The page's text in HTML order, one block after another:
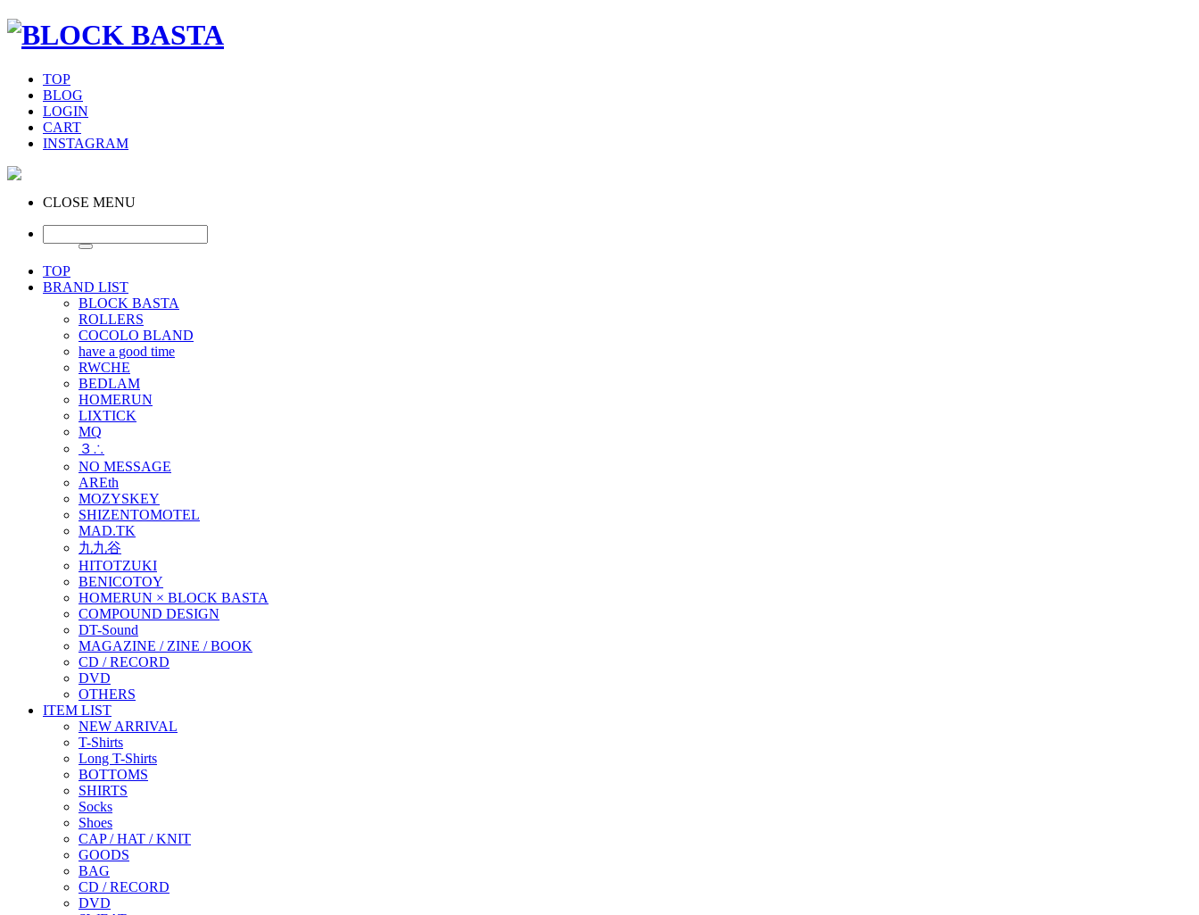
TOP
BLOG
LOGIN
CART
INSTAGRAM
CLOSE MENU
TOP
BRAND LIST
BLOCK BASTA
ROLLERS
COCOLO BLAND
have a good time
RWCHE
BEDLAM
HOMERUN
LIXTICK
MQ
３∴
NO MESSAGE
AREth
MOZYSKEY
SHIZENTOMOTEL
MAD.TK
九九谷
HITOTZUKI
BENICOTOY
HOMERUN × BLOCK BASTA
COMPOUND DESIGN
DT-Sound
MAGAZINE / ZINE / BOOK
CD / RECORD
DVD
OTHERS
ITEM LIST
NEW ARRIVAL
T-Shirts
Long T-Shirts
BOTTOMS
SHIRTS
Socks
Shoes
CAP / HAT / KNIT
GOODS
BAG
CD / RECORD
DVD